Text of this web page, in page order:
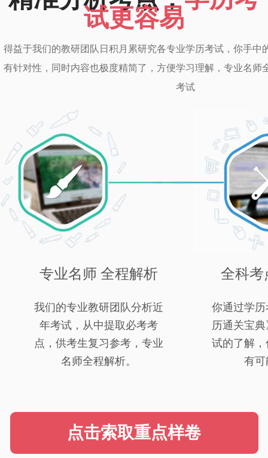
试更容易
得益于我们的教研团队日积月累研究各专业学历考试，你手中
有针对性，同时内容也极度精简了，方便学习理解，专业名师
考试
专业名师 全程解析
我们的专业教研团队分析近
年考试，从中提取必考考
点，供考生复习参考，专业
名师全程解析。
全科考
你通过学
历通关宝
试的了解
有可
点击索取重点样卷